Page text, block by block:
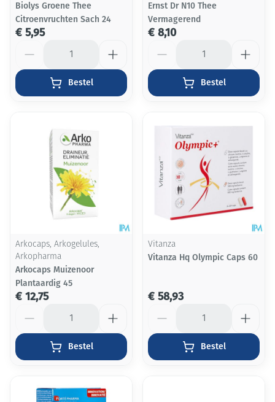
Biolys Groene Thee
Citroenvruchten Sach 24
€ 5,95
Bestel
Ernst Dr N10 Thee
Vermagerend
€ 8,10
Bestel
Arkocaps, Arkogelules,
Arkopharma
Arkocaps Muizenoor
Plantaardig 45
€ 12,75
Bestel
Vitanza
Vitanza Hq Olympic Caps 60
€ 58,93
Bestel